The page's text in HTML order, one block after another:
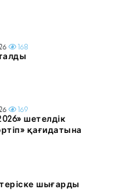
168
169
шетелдік
қағидатына
шығарды